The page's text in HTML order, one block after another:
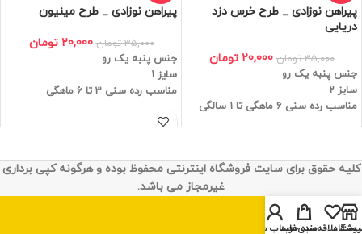
پیراهن نوزادی _ طرح خرس دزد
دریایی
35,000 تومان 20,000 تومان
جنس پنبه یک رو
سایز 2
مناسب رده سنی 6 ماهگی تا 1 سالگی
پیراهن نوزادی _ طرح مینیون
35,000 تومان 20,000 تومان
جنس پنبه یک رو
سایز 1
مناسب رده سنی 3 تا 6 ماهگی
کلیه حقوق برای سایت فروشگاه اینترنتی محفوظ بوده و هرگونه کپی برداری
غیرمجاز می باشد.
علاقه‌مندی‌ها
سبد خریدحساب من